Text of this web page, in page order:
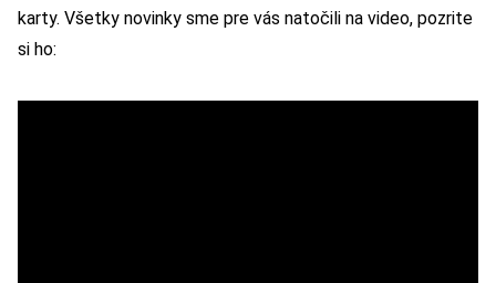
karty. Všetky novinky sme pre vás natočili na video, pozrite
si ho: